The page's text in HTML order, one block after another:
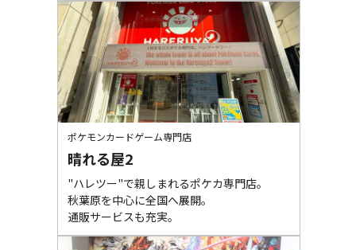
ポケモンカードゲーム専門店
晴れる屋2
"ハレツー"で親しまれるポケカ専門店。
秋葉原を中心に全国へ展開。
通販サービスも充実。